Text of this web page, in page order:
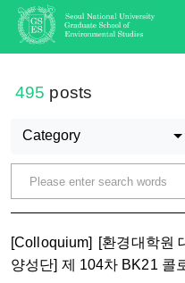
495 posts
Category
[Colloquium]
[환경대학원
양성단] 제 104차 BK21 콜